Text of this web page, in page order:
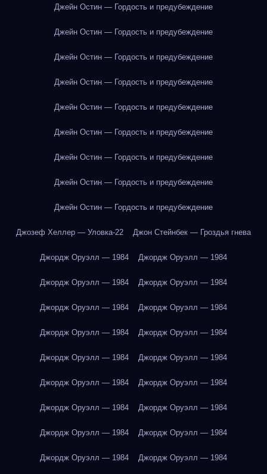
Джейн Остин — Гордость и предубеждение
Джейн Остин — Гордость и предубеждение
Джейн Остин — Гордость и предубеждение
Джейн Остин — Гордость и предубеждение
Джейн Остин — Гордость и предубеждение
Джейн Остин — Гордость и предубеждение
Джейн Остин — Гордость и предубеждение
Джейн Остин — Гордость и предубеждение
Джейн Остин — Гордость и предубеждение
Джозеф Хеллер — Уловка-22 Джон Стейнбек — Гроздья гнева
Джордж Оруэлл — 1984 Джордж Оруэлл — 1984
Джордж Оруэлл — 1984 Джордж Оруэлл — 1984
Джордж Оруэлл — 1984 Джордж Оруэлл — 1984
Джордж Оруэлл — 1984 Джордж Оруэлл — 1984
Джордж Оруэлл — 1984 Джордж Оруэлл — 1984
Джордж Оруэлл — 1984 Джордж Оруэлл — 1984
Джордж Оруэлл — 1984 Джордж Оруэлл — 1984
Джордж Оруэлл — 1984 Джордж Оруэлл — 1984
Джордж Оруэлл — 1984 Джордж Оруэлл — 1984